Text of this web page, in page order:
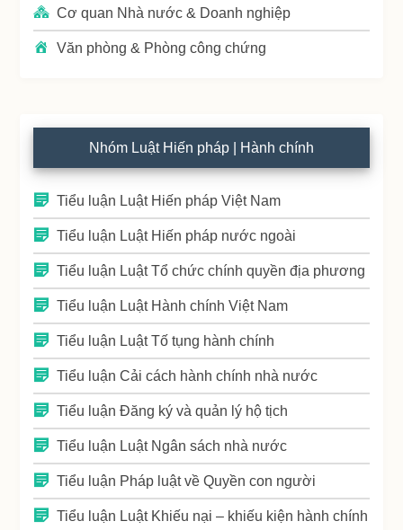
Cơ quan Nhà nước & Doanh nghiệp
Văn phòng & Phòng công chứng
Nhóm Luật Hiến pháp | Hành chính
Tiểu luận Luật Hiến pháp Việt Nam
Tiểu luận Luật Hiến pháp nước ngoài
Tiểu luận Luật Tổ chức chính quyền địa phương
Tiểu luận Luật Hành chính Việt Nam
Tiểu luận Luật Tố tụng hành chính
Tiểu luận Cải cách hành chính nhà nước
Tiểu luận Đăng ký và quản lý hộ tịch
Tiểu luận Luật Ngân sách nhà nước
Tiểu luận Pháp luật về Quyền con người
Tiểu luận Luật Khiếu nại – khiếu kiện hành chính